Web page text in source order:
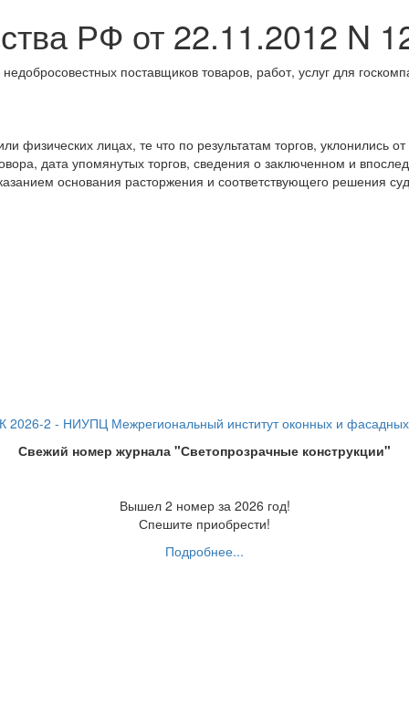
РФ от 22.11.2012 N
поставщиков товаров, работ, услуг для
лицах, те что по результатам торгов, уклонились
дата упомянутых торгов, сведения о заключенном и
основания расторжения и соответствующего решения
Свежий номер журнала "Светопрозрачные конструкции"
Вышел 2 номер за 2026 год!
Спешите приобрести!
Подробнее...